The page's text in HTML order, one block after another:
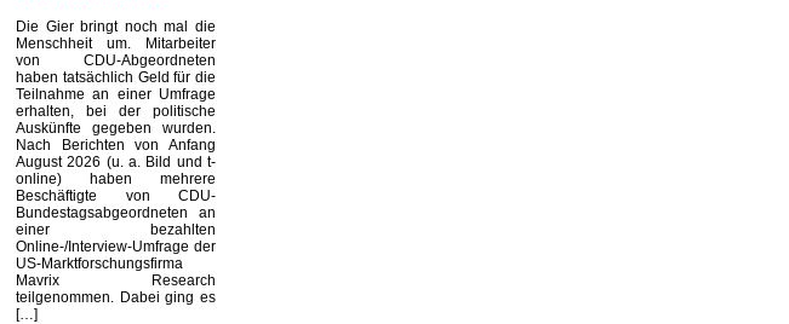
Die Gier bringt noch mal die
Menschheit um. Mitarbeiter
von CDU-Abgeordneten
haben tatsächlich Geld für die
Teilnahme an einer Umfrage
erhalten, bei der politische
Auskünfte gegeben wurden.
Nach Berichten von Anfang
August 2026 (u. a. Bild und t-
online) haben mehrere
Beschäftigte von CDU-
Bundestagsabgeordneten an
einer bezahlten
Online-/Interview-Umfrage der
US-Marktforschungsfirma
Mavrix Research
teilgenommen. Dabei ging es
[…]